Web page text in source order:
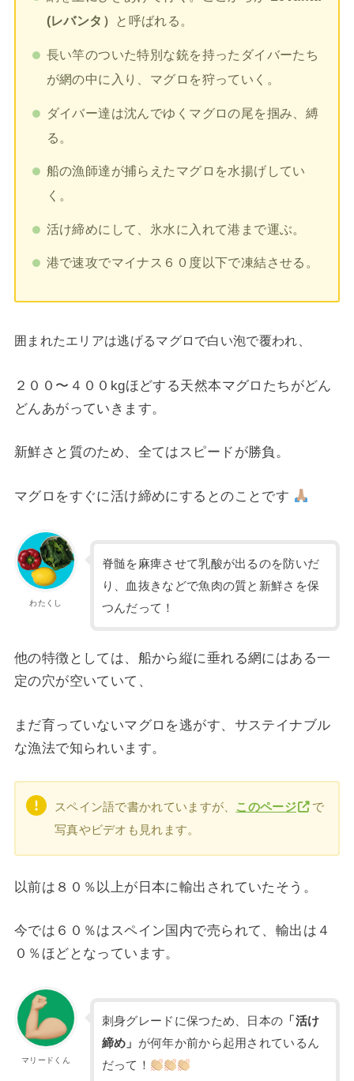
(レバンタ）
と呼ばれる。
長い竿のついた特別な銃を持ったダイバーたち
が網の中に入り、マグロを狩っていく。
ダイバー達は沈んでゆくマグロの尾を掴み、縛
る。
船の漁師達が捕らえたマグロを水揚げしてい
く。
活け締めにして、氷水に入れて港まで運ぶ。
港で速攻でマイナス６０度以下で凍結させる。
囲まれたエリアは逃げるマグロで白い泡で覆われ、
２００〜４００kgほどする天然本マグロたちがどん
どんあがっていきます。
新鮮さと質のため、全てはスピードが勝負。
マグロをすぐに活け締めにするとのことです
わたくし
脊髄を麻痺させて乳酸が出るのを防いだ
り、血抜きなどで魚肉の質と新鮮さを保
つんだって！
他の特徴としては、船から縦に垂れる網にはある一
定の穴が空いていて、
まだ育っていないマグロを逃がす、サステイナブル
な漁法で知られいます。
スペイン語で書かれていますが、 このページ
で
写真やビデオも見れます。
以前は８０％以上が日本に輸出されていたそう。
今では６０％はスペイン国内で売られて、輸出は４
０％ほどとなっています。
マリードくん
刺身グレードに保つため、日本の 「活け
締め」 が何年か前から起用されているん
だって！